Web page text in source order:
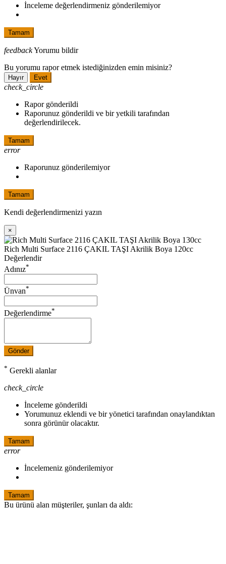
İnceleme değerlendirmeniz gönderilemiyor
Tamam
feedbackYorumu bildir
Bu yorumu rapor etmek istediğinizden emin misiniz?
Hayır Evet
check_circle
Rapor gönderildi
Raporunuz gönderildi ve bir yetkili tarafından
değerlendirilecek.
Tamam
error
Raporunuz gönderilemiyor
Tamam
Kendi değerlendirmenizi yazın
×
Rich Multi Surface 2116 ÇAKIL TAŞI Akrilik Boya 120cc
Değerlendir
Adınız*
Ünvan*
Değerlendirme*
Gönder
* Gerekli alanlar
check_circle
İnceleme gönderildi
Yorumunuz eklendi ve bir yönetici tarafından onaylandıktan
sonra görünür olacaktır.
Tamam
error
İncelemeniz gönderilemiyor
Tamam
Bu ürünü alan müşteriler, şunları da aldı: